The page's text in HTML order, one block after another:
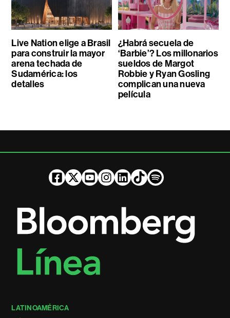
Live Nation elige a Brasil
para construir la mayor
arena techada de
Sudamérica: los
detalles
¿Habrá secuela de
‘Barbie’? Los millonarios
sueldos de Margot
Robbie y Ryan Gosling
complican una nueva
película
LATINOAMÉRICA